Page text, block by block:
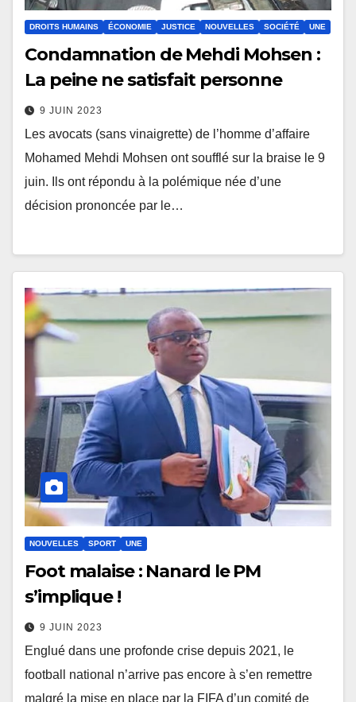
DROITS HUMAINS ÉCONOMIE JUSTICE NOUVELLES SOCIÉTÉ UNE
Condamnation de Mehdi Mohsen :
La peine ne satisfait personne
9 JUIN 2023
Les avocats (sans vinaigrette) de l’homme d’affaire
Mohamed Mehdi Mohsen ont soufflé sur la braise le 9
juin. Ils ont répondu à la polémique née d’une
décision prononcée par le…
NOUVELLES SPORT UNE
Foot malaise : Nanard le PM
s’implique !
9 JUIN 2023
Englué dans une profonde crise depuis 2021, le
football national n’arrive pas encore à s’en remettre
malgré la mise en place par la FIFA d’un comité de